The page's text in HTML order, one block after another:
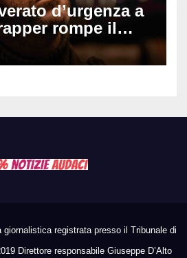
d’urgenza a
rompe il
la notte in
sta e cosa
giornalistica registrata presso il Tribunale di
Direttore responsabile Giuseppe D’Alto